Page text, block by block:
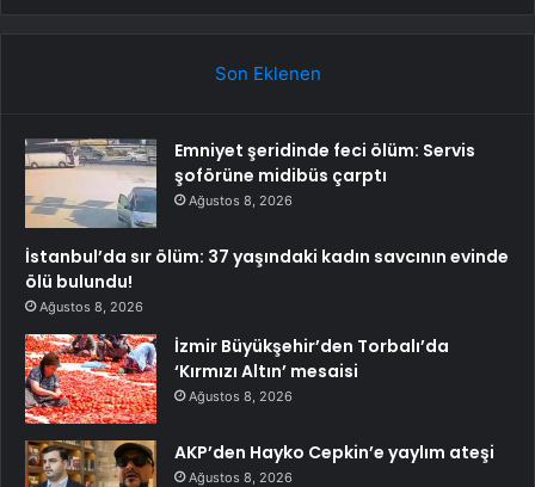
Son Eklenen
Emniyet şeridinde feci ölüm: Servis
şoförüne midibüs çarptı
Ağustos 8, 2026
İstanbul’da sır ölüm: 37 yaşındaki kadın savcının evinde
ölü bulundu!
Ağustos 8, 2026
İzmir Büyükşehir’den Torbalı’da
‘Kırmızı Altın’ mesaisi
Ağustos 8, 2026
AKP’den Hayko Cepkin’e yaylım ateşi
Ağustos 8, 2026